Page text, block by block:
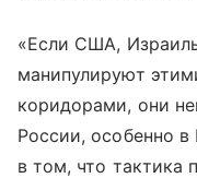
«Если США,
манипулируют
коридорами, они
России, особенно
в том, что тактика